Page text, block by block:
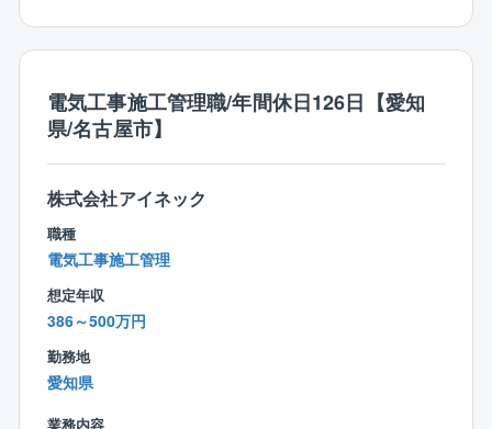
り替え
・EV自動車の充電スタンドやカーシェアリングの拠点
整備
・快適な室内環境を実現しながら、消費エネルギー
（電力等）のコスト削減
・電力等のエネルギーを見える化し分析のもと、最適
な省エネ化の運用
・自家消費型太陽光発電設備の企画、実行 など..
【同社について】
地方公共団体との取引が99％であり、行政からの信頼
を得る、注目の成長企業です。
省エネ機器（LED照明、高効率空調等）導入のコンサ
当する設計業務の幅を広げながら独り立ち→電気設備
設計部門の中核としてご活躍頂きたいと考えておりま
す。
【働き方、就業環境】
◎様々な電気設備の設計業務に携わる事ができ、業務
の面白みを感じて頂けます。
省エネ設備を扱う業務ですので、社会貢献度も高く非
常にやりがいも感じる事ができます。
【魅力】
◎上場に向け準備中
近年注目度の高まる再生エネルギーや、省エネルギー
電気工事施工管理職/年間休日126日【愛知
県/名古屋市】
株式会社アイネック
職種
電気工事施工管理
想定年収
386～500万円
勤務地
愛知県
業務内容